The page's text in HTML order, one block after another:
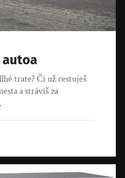
autoa
trate? Či už cestuješ
a stráviš za